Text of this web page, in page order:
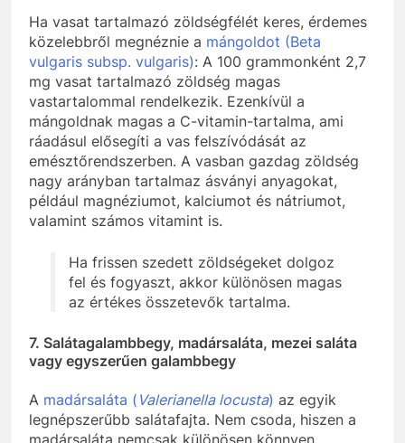
Ha vasat tartalmazó zöldségfélét keres, érdemes
közelebbről megnéznie a mángoldot (Beta
vulgaris subsp. vulgaris): A 100 grammonként 2,7
mg vasat tartalmazó zöldség magas
vastartalommal rendelkezik. Ezenkívül a
mángoldnak magas a C-vitamin-tartalma, ami
ráadásul elősegíti a vas felszívódását az
emésztőrendszerben. A vasban gazdag zöldség
nagy arányban tartalmaz ásványi anyagokat,
például magnéziumot, kalciumot és nátriumot,
valamint számos vitamint is.
Ha frissen szedett zöldségeket dolgoz
fel és fogyaszt, akkor különösen magas
az értékes összetevők tartalma.
7. Salátagalambbegy, madársaláta, mezei saláta
vagy egyszerűen galambbegy
A madársaláta ( Valerianella locusta) az egyik
legnépszerűbb salátafajta. Nem csoda, hiszen a
madársaláta nemcsak különösen könnyen